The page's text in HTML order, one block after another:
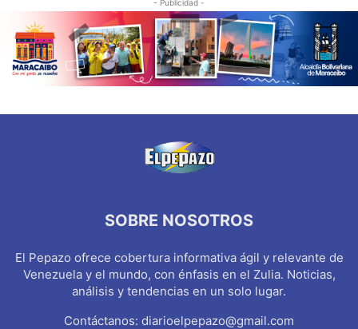
- Publicidad -
SOBRE NOSOTROS
El Pepazo ofrece cobertura informativa ágil y relevante de
Venezuela y el mundo, con énfasis en el Zulia. Noticias,
análisis y tendencias en un solo lugar.
Contáctanos: diarioelpepazo@gmail.com